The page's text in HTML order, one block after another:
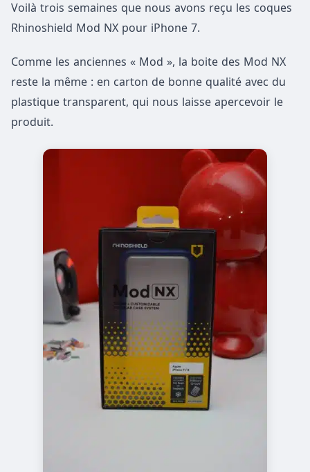
Voilà trois semaines que nous avons reçu les coques
Rhinoshield Mod NX pour iPhone 7.
Comme les anciennes « Mod », la boite des Mod NX
reste la même : en carton de bonne qualité avec du
plastique transparent, qui nous laisse apercevoir le
produit.